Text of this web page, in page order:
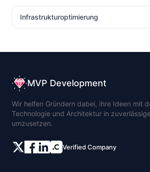
Infrastrukturoptimierung
MVP Development
Wir helfen Gründern dabei, ihre Ideen mit
Technologie und Architektur in
umzusetzen.
Verified Company